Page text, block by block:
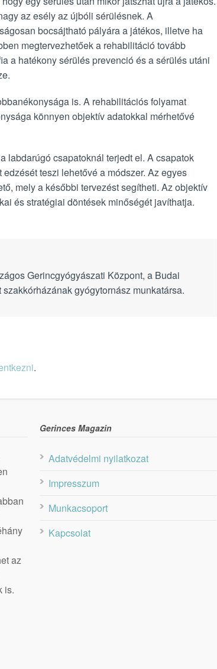
az esély az újbóli sérülésnek. A
bocsájtható pályára a játékos, illetve ha
megtervezhetőek a rehabilitáció tovább
a hatékony sérülés prevenció és a sérülés utáni
is. A rehabilitációs folyamat
könnyen objektív adatokkal mérhetővé
labdarúgó csapatoknál terjedt el. A csapatok
teszi lehetővé a módszer. Az egyes
mely a későbbi tervezést segítheti. Az objektív
és stratégiai döntések minőségét javíthatja.
Gerincgyógyászati Központ, a Budai
gyógytornász munkatársa.
.
az
is.
Gerinces Magazin
Adatvédelmi nyilatkozat
Impresszum
Munkacsoport
Kapcsolat